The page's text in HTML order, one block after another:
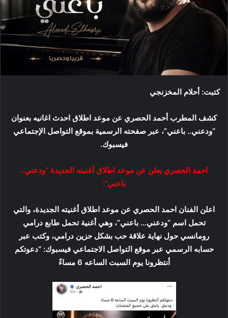
د
ت
و
ي
ا
كتبت: أحلام المخزنجي
كشف المطرب أحمد الحصري عن موعد اطلاق احدث اغانيه بعنوان
“ودعني.. باعني”، عبر صفحته الرسمية بموقع التواصل الإجتماعي
فيسبوك.
احمد الحصري يعلن عن موعد اطلاق أغنيته الجديدة “ودعني..
باعني”:
اعلن الفنان احمد الحصري عن موعد اطلاق أغنيته الجديدة، والتي
تحمل اسم “ودعني… باعني”، وهي أغنية تحمل طابع درامي
رومانسي حول نهاية علاقة حب بشكل حزين درامي، وكتب عبر
حسابه الرسمي عبر موقع التواصل الاجتماعي فيسبوك: “دعوتكم
أنتظرونا يوم السبت الساعه 6 مساءً